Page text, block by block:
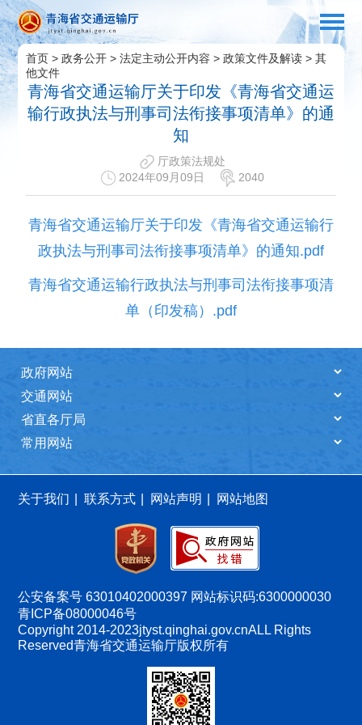
首页 >政务公开 >法定主动公开内容 >政策文件及解读 >其
他文件
青海省交通运输厅关于印发《青海省交通运
输行政执法与刑事司法衔接事项清单》的通
知
厅政策法规处
2024年09月09日
2040
青海省交通运输厅关于印发《青海省交通运输行
政执法与刑事司法衔接事项清单》的通知.pdf
青海省交通运输行政执法与刑事司法衔接事项清
单（印发稿）.pdf
关于我们 联系方式 网站声明 网站地图
公安备案号 63010402000397 网站标识码:6300000030
青ICP备08000046号
Copyright 2014-2023jtyst.qinghai.gov.cnALL Rights
Reserved青海省交通运输厅版权所有